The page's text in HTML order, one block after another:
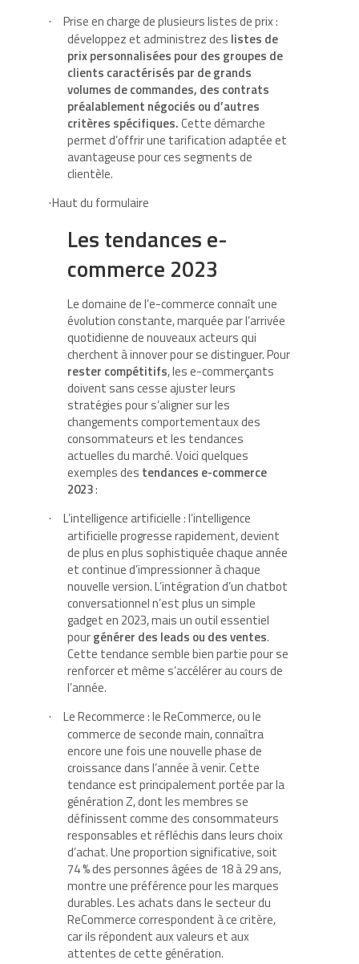
·
Prise en charge de plusieurs listes de prix :
développez et administrez des listes de
prix personnalisées pour des groupes de
clients caractérisés par de grands
volumes de commandes, des contrats
préalablement négociés ou d’autres
critères spécifiques.Cette démarche
permet d’offrir une tarification adaptée et
avantageuse pour ces segments de
clientèle.
·Haut du formulaire
Les tendances e-
commerce 2023
Le domaine de l’e-commerce connaît une
évolution constante, marquée par l’arrivée
quotidienne de nouveaux acteurs qui
cherchent à innover pour se distinguer. Pour
rester compétitifs, les e-commerçants
doivent sans cesse ajuster leurs
stratégies pour s’aligner sur les
changements comportementaux des
consommateurs et les tendances
actuelles du marché. Voici quelques
exemples des tendances e-commerce
2023:
·
L’intelligence artificielle : l’intelligence
artificielle progresse rapidement, devient
de plus en plus sophistiquée chaque année
et continue d’impressionner à chaque
nouvelle version. L’intégration d’un chatbot
conversationnel n’est plus un simple
gadget en 2023, mais un outil essentiel
pourgénérer des leads ou des ventes.
Cette tendance semble bien partie pour se
renforcer et même s’accélérer au cours de
l’année.
·
Le Recommerce : le ReCommerce, ou le
commerce de seconde main, connaîtra
encore une fois une nouvelle phase de
croissance dans l’année à venir. Cette
tendance est principalement portée par la
génération Z, dont les membres se
définissent comme des consommateurs
responsables et réfléchis dans leurs choix
d’achat. Une proportion significative, soit
74 % des personnes âgées de 18 à 29 ans,
montre une préférence pour les marques
durables. Les achats dans le secteur du
ReCommerce correspondent à ce critère,
car ils répondent aux valeurs et aux
attentes de cette génération.